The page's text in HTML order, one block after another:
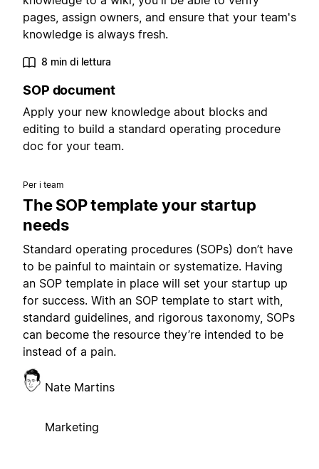
pages, assign owners, and ensure that your team's
knowledge is always fresh.
8 min di lettura
SOP document
Apply your new knowledge about blocks and
editing to build a standard operating procedure
doc for your team.
Per i team
The SOP template your startup
needs
Standard operating procedures (SOPs) don’t have
to be painful to maintain or systematize. Having
an SOP template in place will set your startup up
for success. With an SOP template to start with,
standard guidelines, and rigorous taxonomy, SOPs
can become the resource they’re intended to be
instead of a pain.
Nate Martins
Marketing